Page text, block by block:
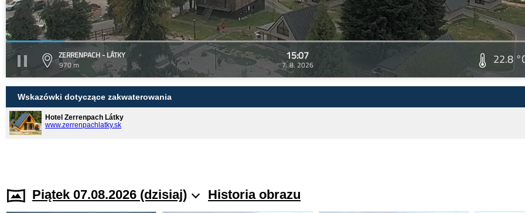
ZERRENPACH - LÁTKY
970 m
15:07
7. 8. 2026 22.8
Wskazówki dotyczące zakwaterowania
Hotel Zerrenpach Látky
www.zerrenpachlatky.sk
Piątek 07.08.2026 (dzisiaj) Historia obrazu